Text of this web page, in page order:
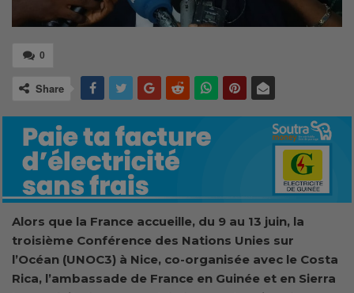
0
Share
Alors que la France accueille, du 9 au 13 juin, la
troisième Conférence des Nations Unies sur
l’Océan (UNOC3) à Nice, co-organisée avec le Costa
Rica, l’ambassade de France en Guinée et en Sierra